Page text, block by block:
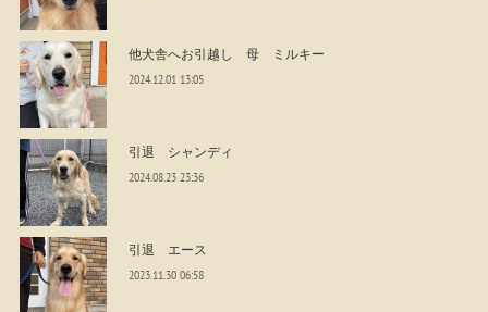
他犬舎へお引越し 母 ミルキー
2024.12.01 13:05
引退 シャンディ
2024.08.23 23:36
引退 エース
2023.11.30 06:58